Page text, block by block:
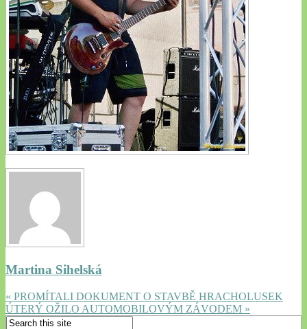
Martina Sihelská
« PROMÍTALI DOKUMENT O STAVBĚ HRACHOLUSEK
ÚTERÝ OŽILO AUTOMOBILOVÝM ZÁVODEM »